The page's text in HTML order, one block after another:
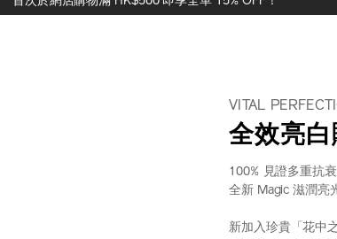
VITAL
全效亮
100% 見證多重抗
全新 Magic 滋潤亮
新加入珍貴「花中